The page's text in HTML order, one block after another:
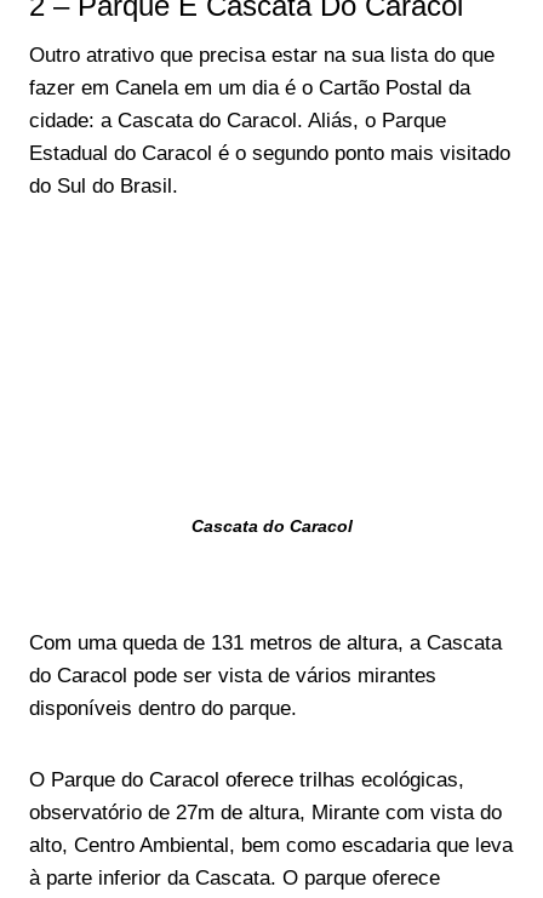
Outro atrativo que precisa estar na sua lista do que
fazer em Canela em um dia é o Cartão Postal da
cidade: a Cascata do Caracol. Aliás, o Parque
Estadual do Caracol é o segundo ponto mais visitado
do Sul do Brasil.
Cascata do Caracol
Com uma queda de 131 metros de altura, a Cascata
do Caracol pode ser vista de vários mirantes
disponíveis dentro do parque.
O Parque do Caracol oferece trilhas ecológicas,
observatório de 27m de altura, Mirante com vista do
alto, Centro Ambiental, bem como escadaria que leva
à parte inferior da Cascata. O parque oferece